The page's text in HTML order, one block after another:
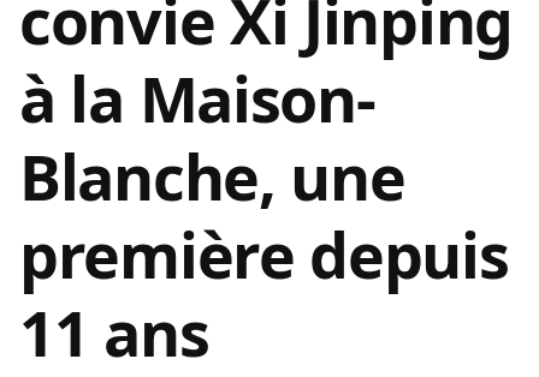
convie Xi Jinping
à la Maison-
Blanche, une
première depuis
11 ans